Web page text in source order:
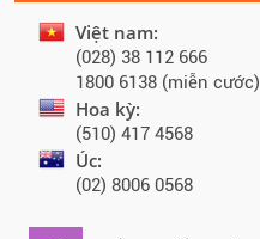
Việt nam:
(028) 38 112 666
1800 6138 (miễn cước)
Hoa kỳ:
(510) 417 4568
Úc:
(02) 8006 0568